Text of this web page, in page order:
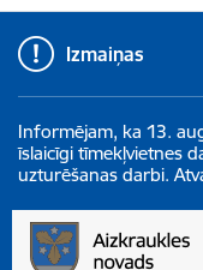
Izmaiņas
Informējam, ka 13.
īslaicīgi tīmekļvietnes
uzturēšanas darbi.